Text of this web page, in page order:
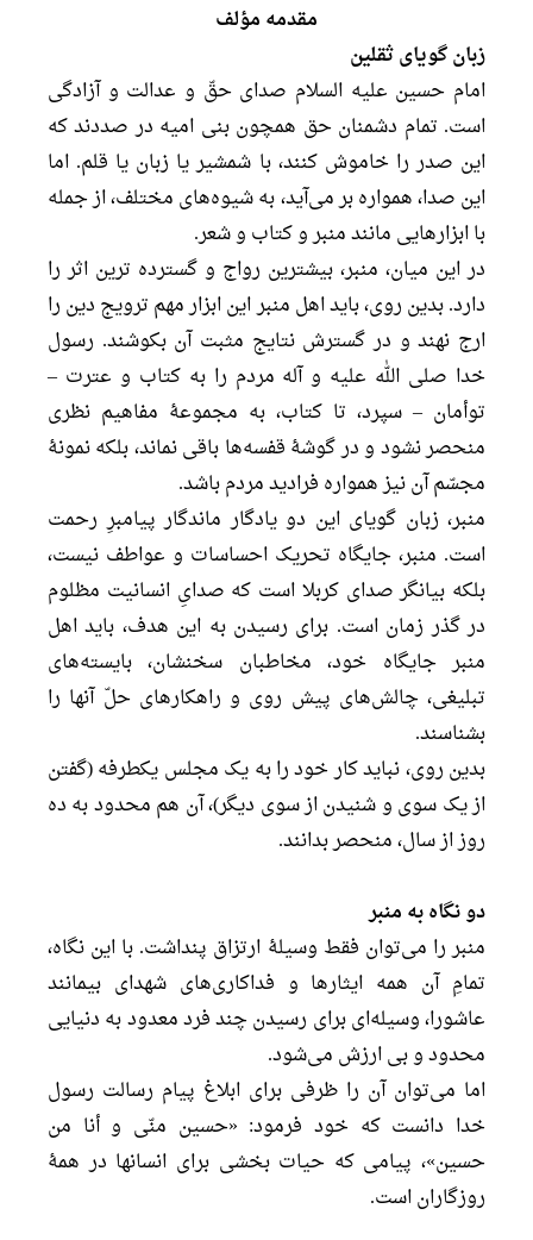
مقدمه مؤلف
زبان گویای ثقلین
امام حسین علیه السلام صدای حقّ و عدالت و آزادگی
است. تمام دشمنان حق همچون بنی امیه در صددند که
این صدر را خاموش کنند، با شمشیر یا زبان یا قلم. اما
این صدا، همواره بر می‌آید، به شیوه‌های مختلف، از جمله
با ابزارهایی مانند منبر و کتاب و شعر.
در این میان، منبر، بیشترین رواج و گسترده ترین اثر را
دارد. بدین روی، باید اهل منبر این ابزار مهم ترویج دین را
ارج نهند و در گسترش نتایج مثبت آن بکوشند. رسول
خدا صلی الله علیه و آله مردم را به کتاب و عترت –
توأمان – سپرد، تا کتاب، به مجموعۀ مفاهیم نظری
منحصر نشود و در گوشۀ قفسه‌ها باقی نماند، بلکه نمونۀ
مجسّم آن نیز همواره فرادید مردم باشد.
منبر، زبان گویای این دو یادگار ماندگار پیامبرِ رحمت
است. منبر، جایگاه تحریک احساسات و عواطف نیست،
بلکه بیانگر صدای کربلا است که صدایِ انسانیت مظلوم
در گذر زمان است. برای رسیدن به این هدف، باید اهل
منبر جایگاه خود، مخاطبان سخنشان، بایسته‌های
تبلیغی، چالش‌های پیش روی و راهکارهای حلّ آنها را
بشناسند.
بدین روی، نباید کار خود را به یک مجلس یکطرفه (گفتن
از یک سوی و شنیدن از سوی دیگر)، آن هم محدود به ده
روز از سال، منحصر بدانند.
دو نگاه به منبر
منبر را می‌توان فقط وسیلۀ ارتزاق پنداشت. با این نگاه،
تمامِ آن همه ایثارها و فداکاری‌های شهدای بیمانند
عاشورا، وسیله‌ای برای رسیدن چند فرد معدود به دنیایی
محدود و بی ارزش می‌شود.
اما می‌توان آن را ظرفی برای ابلاغ پیام رسالت رسول
خدا دانست که خود فرمود: «حسین منّی و أنا من
حسین»، پیامی که حیات بخشی برای انسانها در همۀ
روزگاران است.